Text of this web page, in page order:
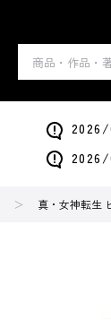
2026/
2026/
真・女神転生